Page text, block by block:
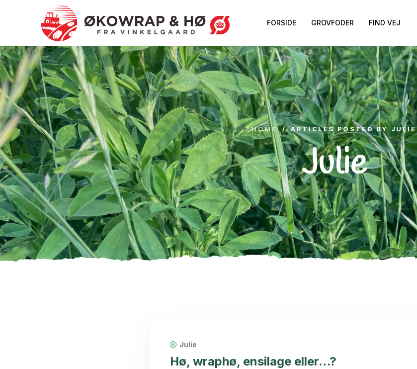
FORSIDE GROVFODER FIND VEJ
HOME / ARTICLES POSTED BY JULIE
Julie
Julie
Hø, wraphø, ensilage eller…?